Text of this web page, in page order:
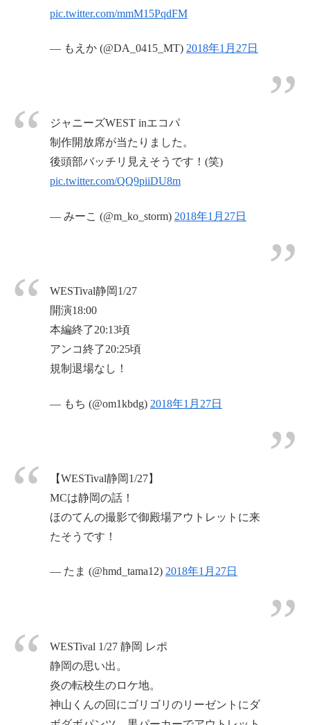
pic.twitter.com/mmM15PqdFM
— もえか (@DA_0415_MT) 2018年1月27日
ジャニーズWEST inエコパ
制作開放席が当たりました。
後頭部バッチリ見えそうです！(笑)
pic.twitter.com/QQ9piiDU8m
— みーこ (@m_ko_storm) 2018年1月27日
WESTival静岡1/27
開演18:00
本編終了20:13頃
アンコ終了20:25頃
規制退場なし！
— もち (@om1kbdg) 2018年1月27日
【WESTival静岡1/27】
MCは静岡の話！
ほのてんの撮影で御殿場アウトレットに来
たそうです！
— たま (@hmd_tama12) 2018年1月27日
WESTival 1/27 静岡 レポ
静岡の思い出。
炎の転校生のロケ地。
神山くんの回にゴリゴリのリーゼントにダ